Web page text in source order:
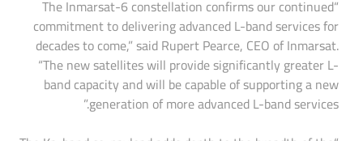
“The Inmarsat-6 constellation confirms our continued
commitment to delivering advanced L-band services for
decades to come,” said Rupert Pearce, CEO of Inmarsat.
“The new satellites will provide significantly greater L-
band capacity and will be capable of supporting a new
generation of more advanced L-band services.”